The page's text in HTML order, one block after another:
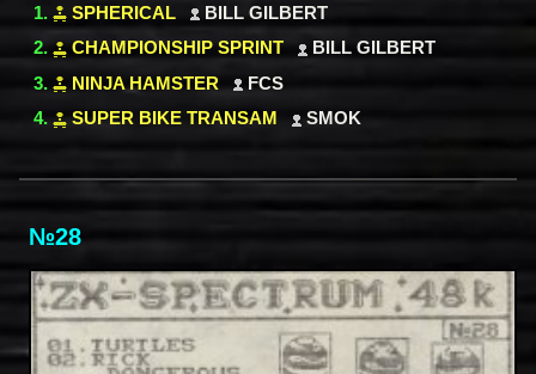
SPHERICAL
BILL GILBERT
CHAMPIONSHIP SPRINT
BILL GILBERT
NINJA HAMSTER
FCS
SUPER BIKE TRANSAM
SMOK
№28